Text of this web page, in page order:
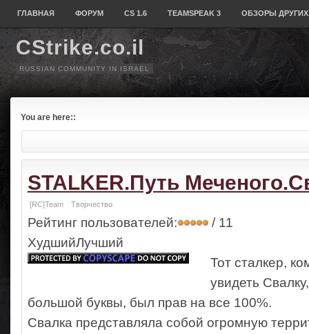
CStrike.co.il
RUSSIAN COMMUNITY IN ISRAEL
ГЛАВНАЯ ФОРУМ CS 1.6 TEAMSPEAK 3 ОБЗОРЫ ДРУГИХ
You are here::
STALKER.Путь
[RC]Team Творчество
Рейтинг пользователей:
/ 11
ХудшийЛучший
Тот сталкер,
увидеть
большой буквы, был прав на все 100%.
Свалка представляла собой огромную